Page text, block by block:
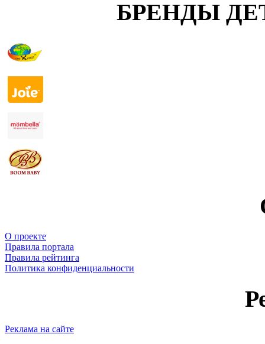
БРЕНДЫ
О проекте
Правила портала
Правила рейтинга
Политика конфиденциальности
Реклама на сайте